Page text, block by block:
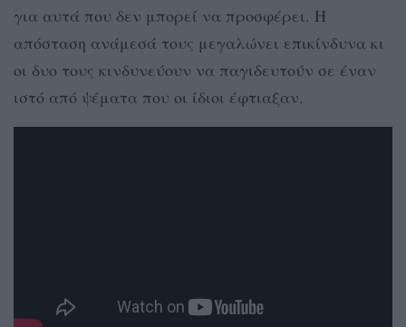
για αυτά που δεν μπορεί να προσφέρει. Η
απόσταση ανάμεσά τους μεγαλώνει επικίνδυνα κι
οι δυο τους κινδυνεύουν να παγιδευτούν σε έναν
ιστό από ψέματα που οι ίδιοι έφτιαξαν.